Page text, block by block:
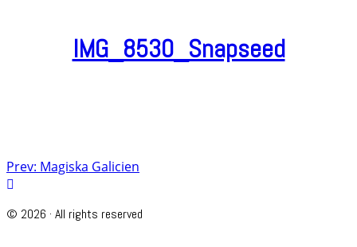
IMG_8530_Snapseed
Post
navigation
Prev: Magiska Galicien
© 2026 · All rights reserved